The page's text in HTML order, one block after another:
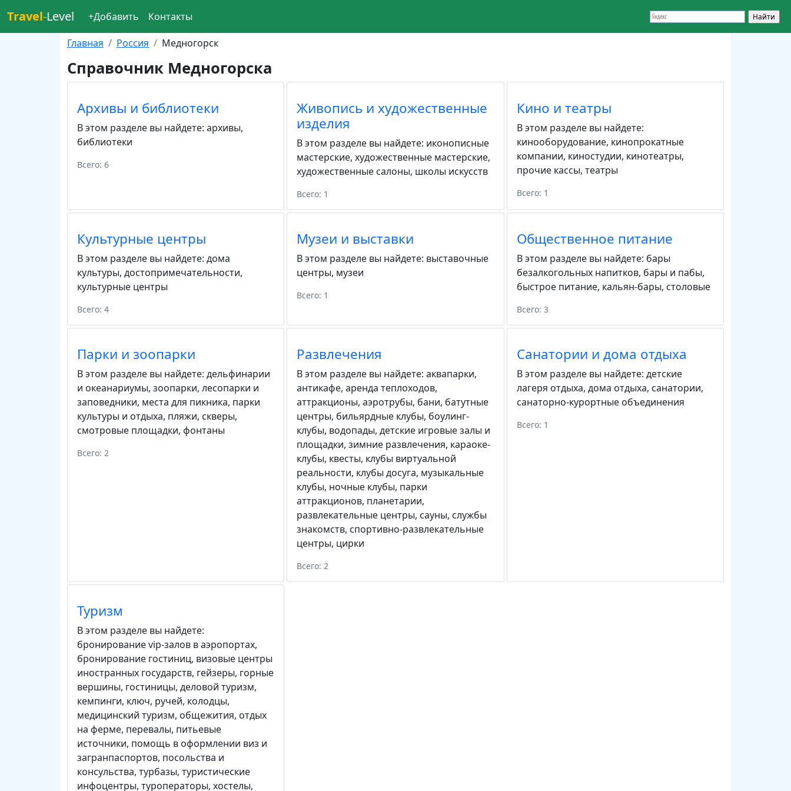
Travel-Level +Добавить Контакты
Главная Россия Медногорск
Справочник Медногорска
Архивы и библиотеки
В этом разделе вы найдете: архивы,
библиотеки
Всего: 6
Живопись и художественные
изделия
В этом разделе вы найдете: иконописные
мастерские,художественные мастерские,
художественные салоны, школы искусств
Всего: 1
Кино и театры
В этом разделе вы найдете:
кинооборудование, кинопрокатные
компании, киностудии, кинотеатры,
прочие кассы, театры
Всего: 1
Культурные центры
В этом разделе вы найдете: дома
культуры, достопримечательности,
культурные центры
Всего: 4
Музеи и выставки
В этом разделе вы найдете: выставочные
центры, музеи
Всего: 1
Общественное питание
В этом разделе вы найдете: бары
безалкогольных напитков, бары и пабы,
быстрое питание, кальян-бары, столовые
Всего: 3
Парки и зоопарки
В этом разделе вы найдете: дельфинарии
и океанариумы, зоопарки, лесопарки и
заповедники, места для пикника, парки
культуры и отдыха, пляжи, скверы,
смотровые площадки, фонтаны
Всего: 2
Развлечения
В этом разделе вы найдете:аквапарки,
антикафе,аренда теплоходов,
аттракционы,аэротрубы, бани, батутные
центры, бильярдные клубы, боулинг-
клубы, водопады,детские игровые залы и
площадки,зимние развлечения, караоке-
клубы, квесты, клубы виртуальной
реальности, клубы досуга, музыкальные
клубы, ночные клубы, парки
аттракционов, планетарии,
развлекательные центры, сауны, службы
знакомств, спортивно-развлекательные
центры, цирки
Всего: 2
Санатории и дома отдыха
В этом разделе вы найдете: детские
лагеря отдыха, дома отдыха, санатории,
санаторно-курортные объединения
Всего: 1
Туризм
В этом разделе вы найдете:
бронирование vip-залов в аэропортах,
бронирование гостиниц, визовые центры
иностранных государств, гейзеры, горные
вершины, гостиницы, деловой туризм,
кемпинги, ключ, ручей, колодцы,
медицинский туризм, общежития, отдых
на ферме, перевалы, питьевые
источники, помощь в оформлении виз и
загранпаспортов, посольства и
консульства, турбазы, туристические
инфоцентры, туроператоры, хостелы,